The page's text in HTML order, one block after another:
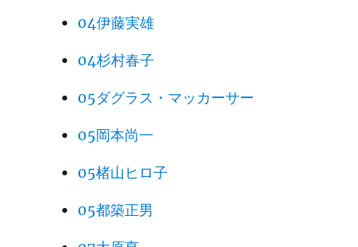
04伊藤実雄
04杉村春子
05ダグラス・マッカーサー
05岡本尚一
05楮山ヒロ子
05都築正男